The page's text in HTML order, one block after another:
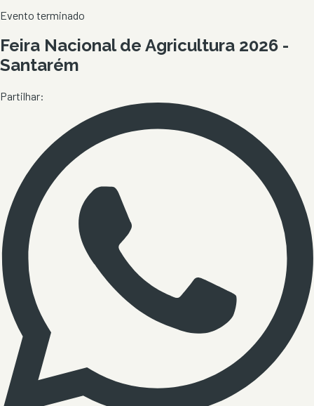
Evento terminado
Feira Nacional de Agricultura 2026 -
Santarém
Partilhar: